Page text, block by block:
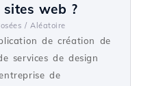
sites web ?
/ Aléatoire
de création de
services de design
de